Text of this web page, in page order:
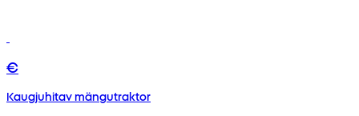
€
Kaugjuhitav mängutraktor